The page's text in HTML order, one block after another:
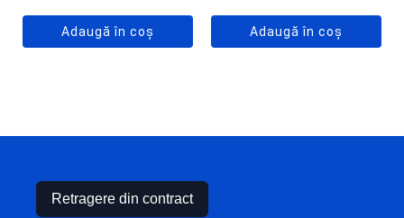
Adaugă în coș Adaugă în coș
Retragere din contract